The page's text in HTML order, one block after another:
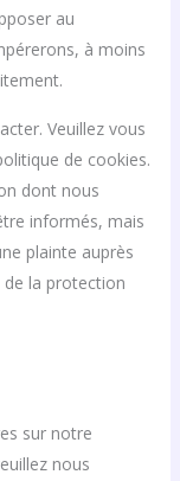
au
à moins
Veuillez vous
de cookies.
dont nous
informés, mais
plainte auprès
de la protection
sur notre
nous